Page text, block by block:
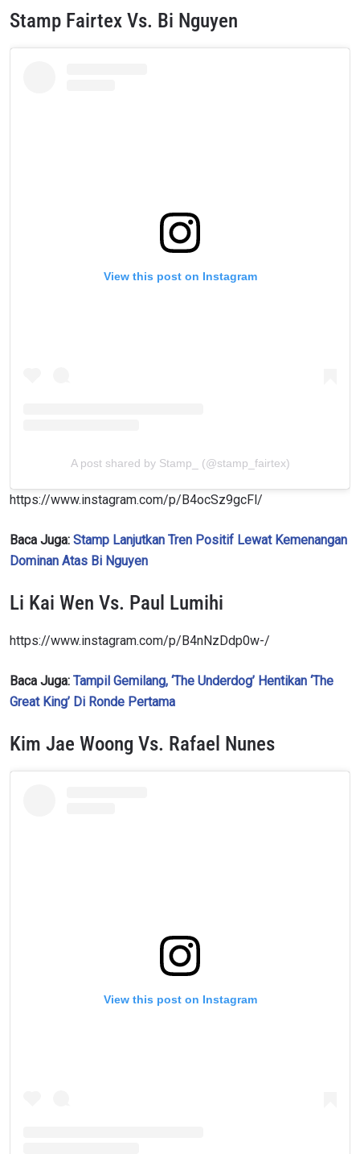
Stamp Fairtex Vs. Bi Nguyen
View this post on Instagram
A post shared by Stamp_ (@stamp_fairtex)
https://www.instagram.com/p/B4ocSz9gcFl/
Baca Juga: Stamp Lanjutkan Tren Positif Lewat Kemenangan
Dominan Atas Bi Nguyen
Li Kai Wen Vs. Paul Lumihi
https://www.instagram.com/p/B4nNzDdp0w-/
Baca Juga: Tampil Gemilang, ‘The Underdog’ Hentikan ‘The
Great King’ Di Ronde Pertama
Kim Jae Woong Vs. Rafael Nunes
View this post on Instagram